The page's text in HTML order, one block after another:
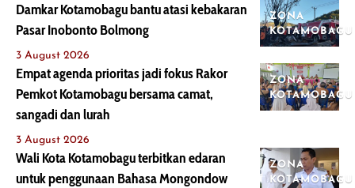
ZONA
KOTAMOBAGU
Damkar Kotamobagu bantu atasi kebakaran
Pasar Inobonto Bolmong
3 August 2026
ZONA
KOTAMOBAGU
Empat agenda prioritas jadi fokus Rakor
Pemkot Kotamobagu bersama camat,
sangadi dan lurah
3 August 2026
ZONA
KOTAMOBAGU
Wali Kota Kotamobagu terbitkan edaran
untuk penggunaan Bahasa Mongondow